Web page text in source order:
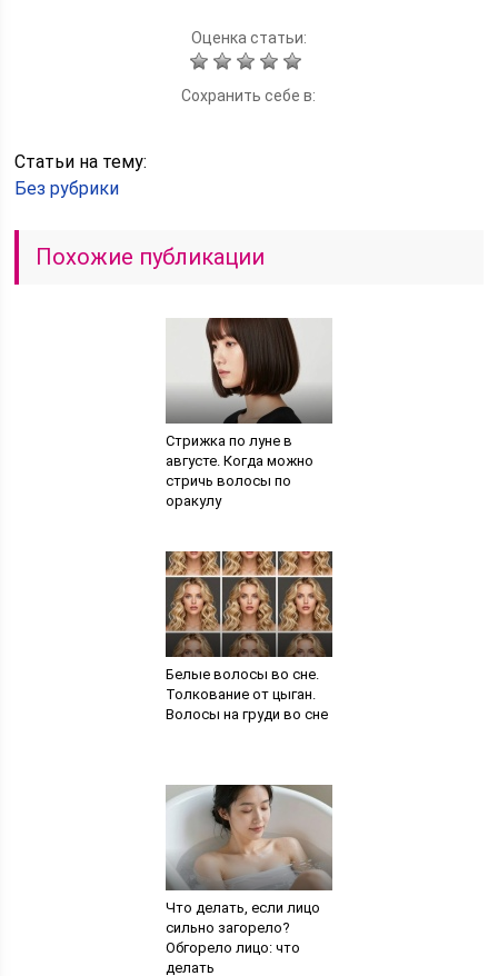
Оценка статьи:
Сохранить себе в:
Статьи на тему:
Без рубрики
Похожие публикации
Стрижка по луне в
августе. Когда можно
стричь волосы по
оракулу
Белые волосы во сне.
Толкование от цыган.
Волосы на груди во сне
Что делать, если лицо
сильно загорело?
Обгорело лицо: что
делать